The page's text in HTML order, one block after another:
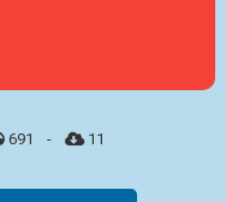
691 - 11